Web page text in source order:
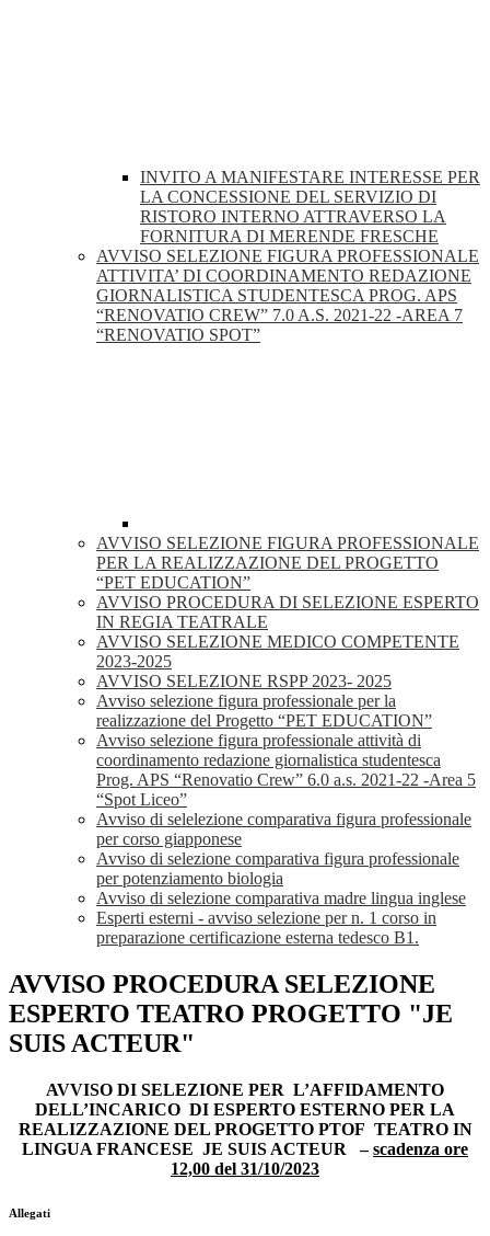
INVITO A MANIFESTARE INTERESSE PER
LA CONCESSIONE DEL SERVIZIO DI
RISTORO INTERNO ATTRAVERSO LA
FORNITURA DI MERENDE FRESCHE
AVVISO SELEZIONE FIGURA PROFESSIONALE
ATTIVITA’ DI COORDINAMENTO REDAZIONE
GIORNALISTICA STUDENTESCA PROG. APS
“RENOVATIO CREW” 7.0 A.S. 2021-22 -AREA 7
“RENOVATIO SPOT”
AVVISO SELEZIONE FIGURA PROFESSIONALE
PER LA REALIZZAZIONE DEL PROGETTO
“PET EDUCATION”
AVVISO PROCEDURA DI SELEZIONE ESPERTO
IN REGIA TEATRALE
AVVISO SELEZIONE MEDICO COMPETENTE
2023-2025
AVVISO SELEZIONE RSPP 2023- 2025
Avviso selezione figura professionale per la
realizzazione del Progetto “PET EDUCATION”
Avviso selezione figura professionale attività di
coordinamento redazione giornalistica studentesca
Prog. APS “Renovatio Crew” 6.0 a.s. 2021-22 -Area 5
“Spot Liceo”
Avviso di selelezione comparativa figura professionale
per corso giapponese
Avviso di selezione comparativa figura professionale
per potenziamento biologia
Avviso di selezione comparativa madre lingua inglese
Esperti esterni - avviso selezione per n. 1 corso in
preparazione certificazione esterna tedesco B1.
AVVISO PROCEDURA SELEZIONE
ESPERTO TEATRO PROGETTO "JE
SUIS ACTEUR"
AVVISO DI SELEZIONE PER L’AFFIDAMENTO
DELL’INCARICO DI ESPERTO ESTERNO PER LA
REALIZZAZIONE DEL PROGETTO PTOF TEATRO IN
LINGUA FRANCESE JE SUIS ACTEUR –scadenza ore
12,00 del 31/10/2023
Allegati